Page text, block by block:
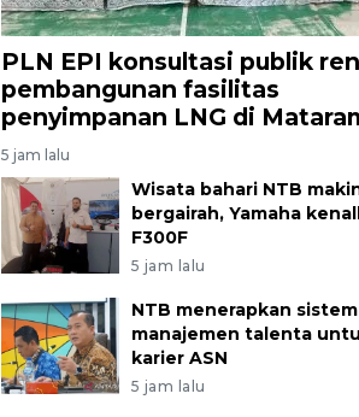
PLN EPI konsultasi publik
pembangunan fasilitas
penyimpanan LNG di
5 jam lalu
Wisata bahari NTB
bergairah, Yamaha
F300F
5 jam lalu
NTB menerapkan sistem
manajemen talenta
karier ASN
5 jam lalu